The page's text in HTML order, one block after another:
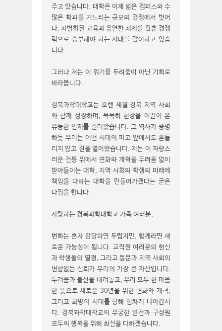
주고 있습니다. 대학은 이제 넓은 캠퍼스와 수
많은 학과를 거느리는 규모의 경쟁에서 벗어
나, 차별화된 교육과 유연한 체제를 갖춘 경쟁
력으로 승부해야 하는 시대를 맞이하고 있습
니다.
그러나 저는 이 위기를 두려움이 아닌 기회로
바라봅니다.
경북과학대학교는 오랜 세월 경북 지역 사회
와 함께 성장하며, 묵묵히 현장을 이끌어 온
유능한 인재를 길러왔습니다. 그 역사가 증명
하듯 우리는 어떤 시대의 파고 앞에서도 흔들
리지 않고 길을 열어왔습니다. 저는 이 자랑스
러운 전통 위에서 변화와 개혁을 두려움 없이
받아들이는 대학, 지역 사회와 학생의 미래에
책임을 다하는 대학을 만들어가겠다는 굳은
다짐을 합니다.
사랑하는 경북과학대학교 가족 여러분,
변화는 혼자 감당하면 두렵지만, 함께라면 새
로운 가능성이 됩니다. 교직원 여러분의 헌신
과 학생들의 열정, 그리고 동문과 지역 사회의
변함없는 신뢰가 우리의 가장 큰 자산입니다.
두려움과 불신을 내려놓고, 우리 모두 한 마음
한 뜻으로 새로운 30년을 위한 변화와 개혁,
그리고 희망의 시대를 향해 힘차게 나아갑시
다. 경북과학대학교의 무궁한 발전과 구성원
모두의 행복을 위해 최선을 다하겠습니다.